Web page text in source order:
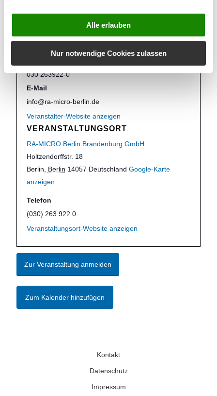
Alle erlauben
Nur notwendige Cookies zulassen
https://www.ra-micro-seminare.de/
VERANSTALTUNGSORT
RA-MICRO Berlin Brandenburg GmbH
Holtzendorffstr. 18
Berlin
Berlin 14057 Deutschland Google-Karte
anzeigen
Telefon
(030) 263 922 0
Veranstaltungsort-Website anzeigen
RA-MICRO Berlin Brandenburg
030 263922-0
E-Mail
info@ra-micro-berlin.de
Veranstalter-Website anzeigen
Zur Veranstaltung anmelden
Zum Kalender hinzufügen
Kontakt
Datenschutz
Impressum